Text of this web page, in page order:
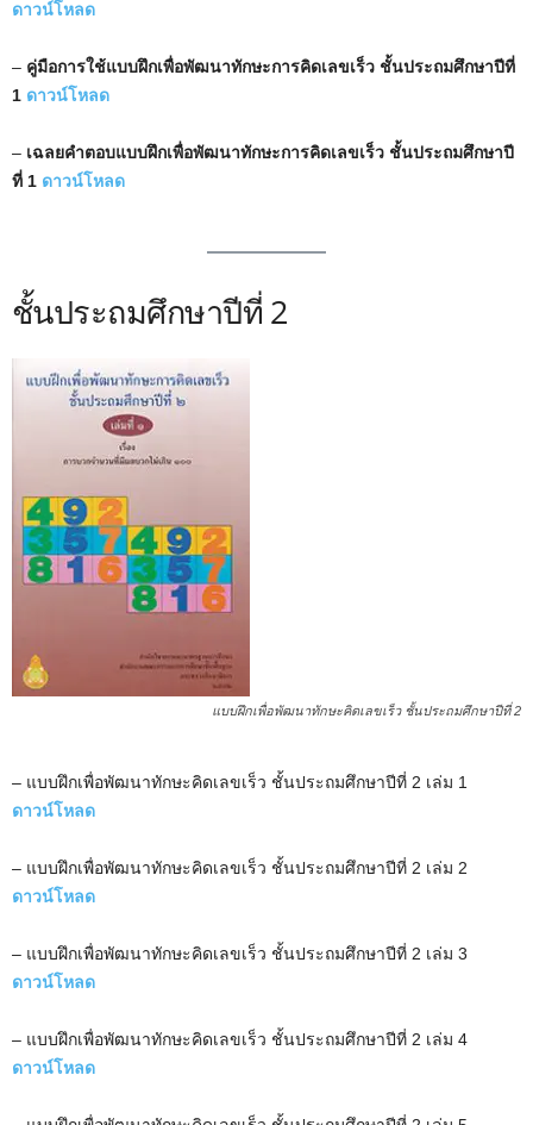
ดาวน์โหลด
– คู่มือการใช้แบบฝึกเพื่อพัฒนาทักษะการคิดเลขเร็ว ชั้นประถมศึกษาปีที่
1 ดาวน์โหลด
– เฉลยคำตอบแบบฝึกเพื่อพัฒนาทักษะการคิดเลขเร็ว ชั้นประถมศึกษาปี
ที่ 1 ดาวน์โหลด
ชั้นประถมศึกษาปีที่ 2
แบบฝึกเพื่อพัฒนาทักษะคิดเลขเร็ว ชั้นประถมศึกษาปีที่ 2
– แบบฝึกเพื่อพัฒนาทักษะคิดเลขเร็ว ชั้นประถมศึกษาปีที่ 2 เล่ม 1
ดาวน์โหลด
– แบบฝึกเพื่อพัฒนาทักษะคิดเลขเร็ว ชั้นประถมศึกษาปีที่ 2 เล่ม 2
ดาวน์โหลด
– แบบฝึกเพื่อพัฒนาทักษะคิดเลขเร็ว ชั้นประถมศึกษาปีที่ 2 เล่ม 3
ดาวน์โหลด
– แบบฝึกเพื่อพัฒนาทักษะคิดเลขเร็ว ชั้นประถมศึกษาปีที่ 2 เล่ม 4
ดาวน์โหลด